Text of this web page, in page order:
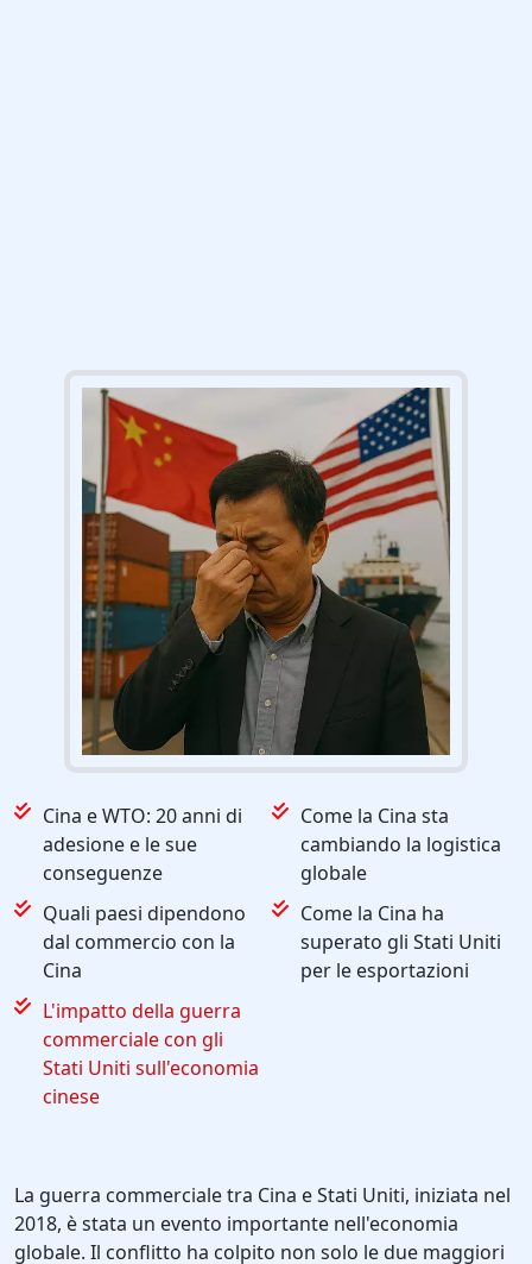
Cina e WTO: 20 anni di
adesione e le sue
conseguenze
Come la Cina sta
cambiando la logistica
globale
Quali paesi dipendono
dal commercio con la
Cina
Come la Cina ha
superato gli Stati Uniti
per le esportazioni
L'impatto della guerra
commerciale con gli
Stati Uniti sull'economia
cinese
La guerra commerciale tra Cina e Stati Uniti, iniziata nel
2018, è stata un evento importante nell'economia
globale. Il conflitto ha colpito non solo le due maggiori